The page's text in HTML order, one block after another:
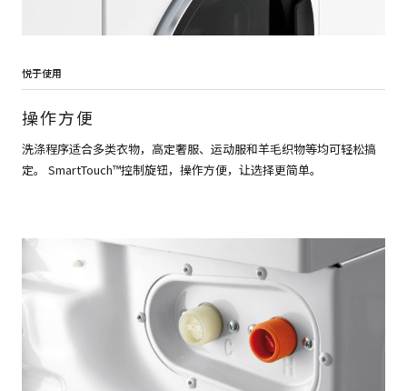
悦于使用
操作方便
洗涤程序适合多类衣物，高定奢服、运动服和羊毛织物等均可轻松搞
定。 SmartTouch™控制旋钮，操作方便，让选择更简单。